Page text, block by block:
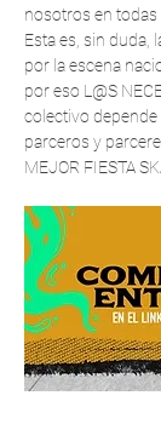
nosotros en todas
Esta es, sin duda,
por la escena
por eso L@S
colectivo depende
parceros y
MEJOR FIESTA